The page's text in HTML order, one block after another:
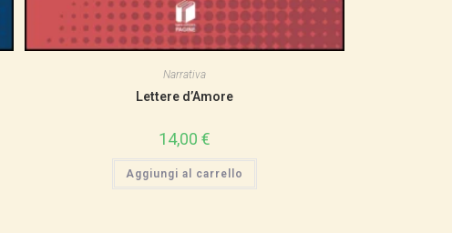
Narrativa
Lettere d’Amore
14,00 €
Aggiungi al carrello